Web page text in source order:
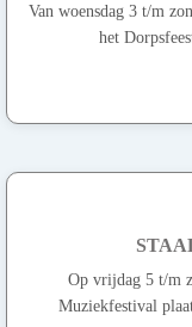
Van woensdag 3 t/m
het
Op vrijdag 5 t/m
Muziekfestival